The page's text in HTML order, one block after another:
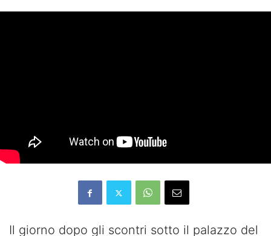
Il giorno dopo gli scontri sotto il palazzo del